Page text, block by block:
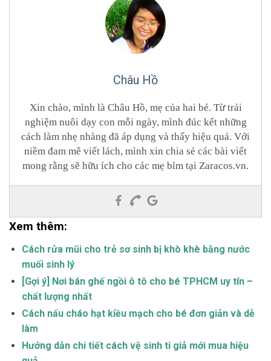
Châu Hồ
Xin chào, mình là Châu Hồ, mẹ của hai bé. Từ trải
nghiệm nuôi dạy con mỗi ngày, mình đúc kết những
cách làm nhẹ nhàng đã áp dụng và thấy hiệu quả. Với
niềm đam mê viết lách, mình xin chia sẻ các bài viết
mong rằng sẽ hữu ích cho các mẹ bỉm tại Zaracos.vn.
Xem thêm:
Cách rửa mũi cho trẻ sơ sinh bị khò khè bằng nước
muối sinh lý
[Gợi ý] Nơi bán ghế ngồi ô tô cho bé TPHCM uy tín –
chất lượng nhất
Cách nấu cháo hạt kiều mạch cho bé đơn giản và dễ
làm
Hướng dẫn chi tiết cách vệ sinh ti giả mới mua hiệu